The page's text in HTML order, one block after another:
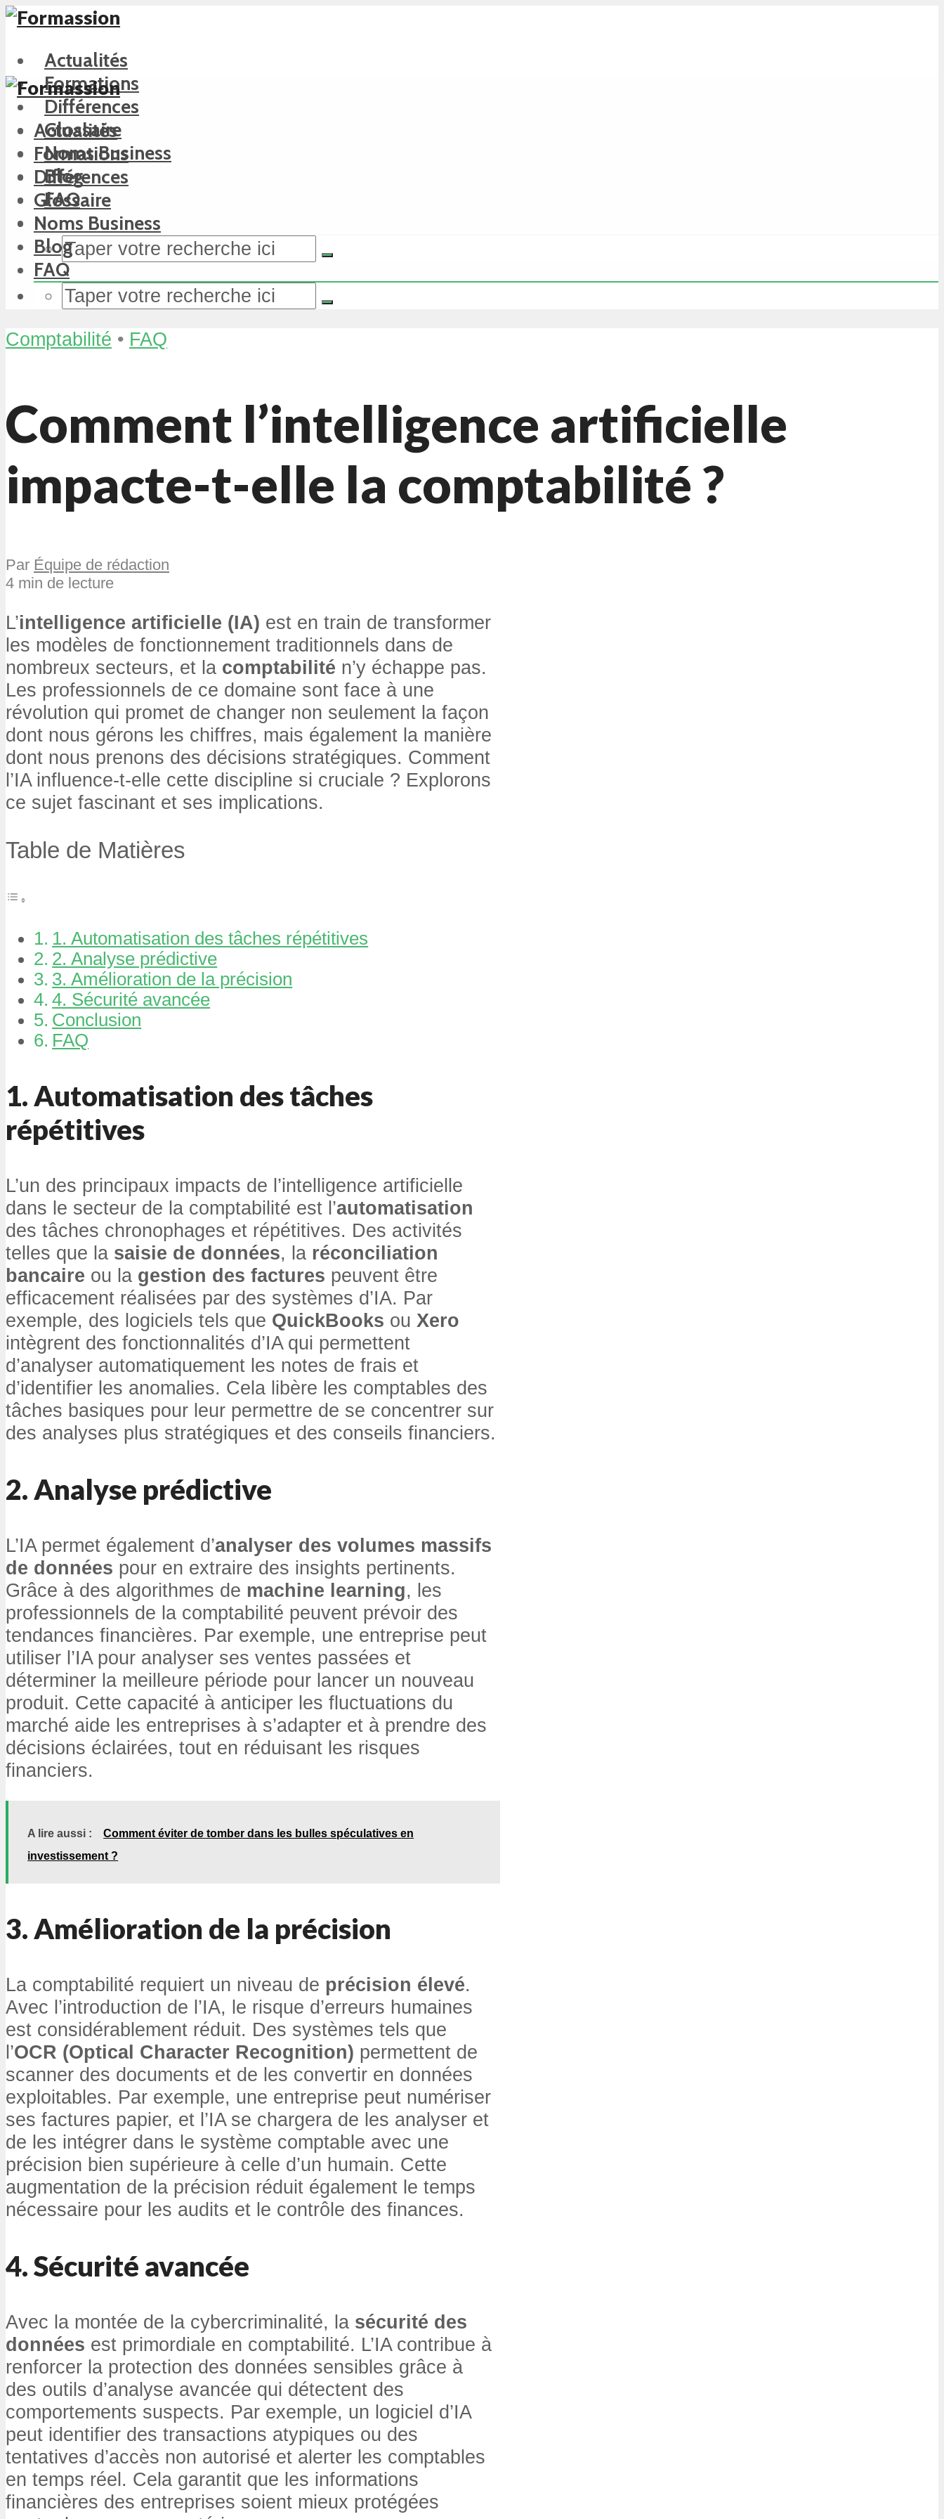
Actualités
Formations
Différences
Glossaire
Noms Business
Blog
FAQ
Actualités
Formations
Différences
Glossaire
Noms Business
Blog
FAQ
Comptabilité • FAQ
Comment l’intelligence artificielle
impacte-t-elle la comptabilité ?
Par Équipe de rédaction
4 min de lecture
L’intelligence artificielle (IA) est en train de transformer
les modèles de fonctionnement traditionnels dans de
nombreux secteurs, et la comptabilité n’y échappe pas.
Les professionnels de ce domaine sont face à une
révolution qui promet de changer non seulement la façon
dont nous gérons les chiffres, mais également la manière
dont nous prenons des décisions stratégiques. Comment
l’IA influence-t-elle cette discipline si cruciale ? Explorons
ce sujet fascinant et ses implications.
Table de Matières
1. Automatisation des tâches répétitives
2. Analyse prédictive
3. Amélioration de la précision
4. Sécurité avancée
Conclusion
FAQ
1. Automatisation des tâches
répétitives
L’un des principaux impacts de l’intelligence artificielle
dans le secteur de la comptabilité est l’automatisation
des tâches chronophages et répétitives. Des activités
telles que la saisie de données, la réconciliation
bancaire ou la gestion des factures peuvent être
efficacement réalisées par des systèmes d’IA. Par
exemple, des logiciels tels que QuickBooks ou Xero
intègrent des fonctionnalités d’IA qui permettent
d’analyser automatiquement les notes de frais et
d’identifier les anomalies. Cela libère les comptables des
tâches basiques pour leur permettre de se concentrer sur
des analyses plus stratégiques et des conseils financiers.
2. Analyse prédictive
L’IA permet également d’analyser des volumes massifs
de données pour en extraire des insights pertinents.
Grâce à des algorithmes de machine learning, les
professionnels de la comptabilité peuvent prévoir des
tendances financières. Par exemple, une entreprise peut
utiliser l’IA pour analyser ses ventes passées et
déterminer la meilleure période pour lancer un nouveau
produit. Cette capacité à anticiper les fluctuations du
marché aide les entreprises à s’adapter et à prendre des
décisions éclairées, tout en réduisant les risques
financiers.
A lire aussi :
Comment éviter de tomber dans les bulles spéculatives en
investissement ?
3. Amélioration de la précision
La comptabilité requiert un niveau de précision élevé.
Avec l’introduction de l’IA, le risque d’erreurs humaines
est considérablement réduit. Des systèmes tels que
l’OCR (Optical Character Recognition) permettent de
scanner des documents et de les convertir en données
exploitables. Par exemple, une entreprise peut numériser
ses factures papier, et l’IA se chargera de les analyser et
de les intégrer dans le système comptable avec une
précision bien supérieure à celle d’un humain. Cette
augmentation de la précision réduit également le temps
nécessaire pour les audits et le contrôle des finances.
4. Sécurité avancée
Avec la montée de la cybercriminalité, la sécurité des
données est primordiale en comptabilité. L’IA contribue à
renforcer la protection des données sensibles grâce à
des outils d’analyse avancée qui détectent des
comportements suspects. Par exemple, un logiciel d’IA
peut identifier des transactions atypiques ou des
tentatives d’accès non autorisé et alerter les comptables
en temps réel. Cela garantit que les informations
financières des entreprises soient mieux protégées